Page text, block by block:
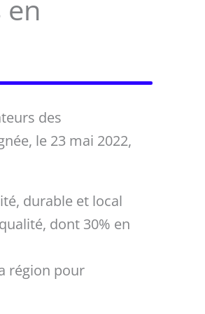
des
le 23 mai 2022,
durable et local
dont 30% en
région pour